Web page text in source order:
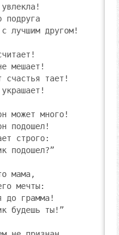
подруга
лучшим другом!
мешает!
счастья тает!
может много!
подошел!
строго:
подошел?”
мама,
мечты:
до грамма!
будешь ты!”